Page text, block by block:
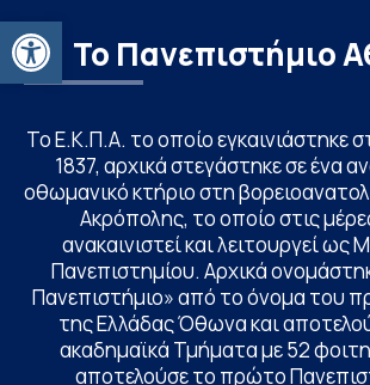
Ανοίξτε τη γραμμή εργαλείων
Το Πανεπιστήμιο
Το Ε.Κ.Π.Α. το οποίο εγκαινιάστηκε
1837, αρχικά στεγάστηκε σε ένα
οθωμανικό κτήριο στη
Ακρόπολης, το οποίο στις
ανακαινιστεί και λειτουργεί ως
Πανεπιστημίου. Αρχικά
Πανεπιστήμιο» από το όνομα του
της Ελλάδας Όθωνα και
ακαδημαϊκά Τμήματα με 52
αποτελούσε το πρώτο